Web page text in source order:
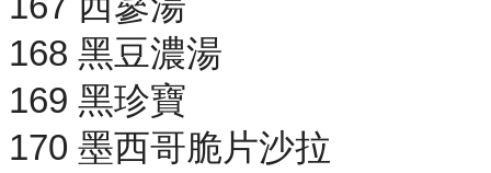
168 黑豆濃湯
169 黑珍寶
170 墨西哥脆片沙拉